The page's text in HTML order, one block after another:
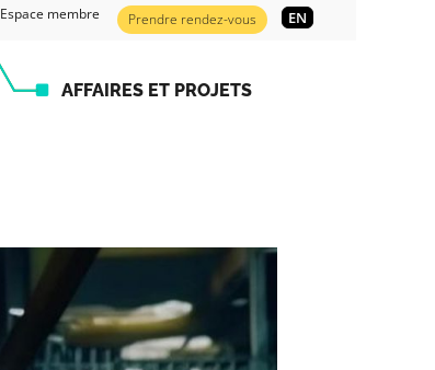
Espace membre Prendre rendez-vous EN
AFFAIRES ET PROJETS